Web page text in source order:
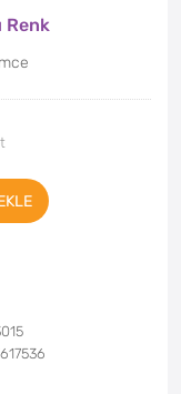
Renk